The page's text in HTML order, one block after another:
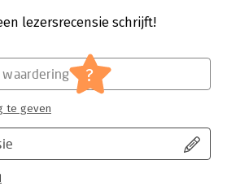
5-2020
Thrillers en spanning
lezersrecensie schrijft!
waardering ?
te geven